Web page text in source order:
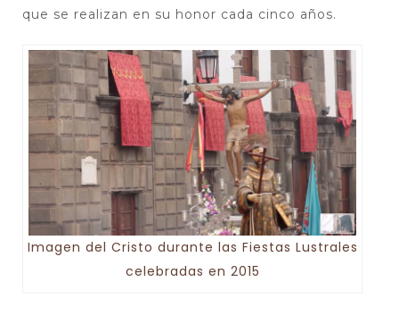
que se realizan en su honor cada cinco años.
Imagen del Cristo durante las Fiestas Lustrales
celebradas en 2015